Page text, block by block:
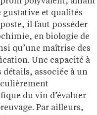
et qualités
il faut posséder
en biologie de
qu’une maîtrise des
Une capacité à
associée à un
du vin d’évaluer
Par ailleurs,